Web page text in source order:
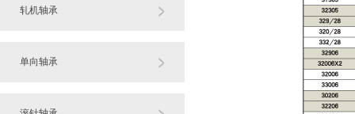
轧机轴承
单向轴承